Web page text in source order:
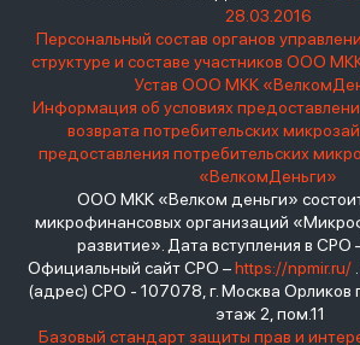
28.03.2016
Персональный состав органов
структуре и составе участников ООО
Устав ООО МКК
Информация об условиях
возврата потребительских
предоставления потребительских
«ВелкомДеньги»
ООО МКК «Велком деньги»
микрофинансовых организаций
развитие». Дата вступления в СРО
Официальный сайт СРО –https://npmir.ru/.
(адрес) СРО - 107078, г. Москва Орликов
этаж 2, пом.11
Базовый стандарт защиты прав и